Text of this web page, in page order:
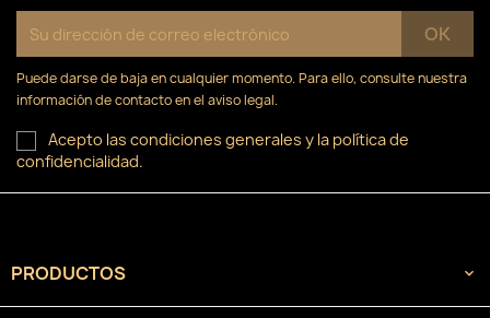
Puede darse de baja en cualquier momento. Para ello, consulte nuestra
información de contacto en el aviso legal.
Acepto las condiciones generales y la política de
confidencialidad.
PRODUCTOS 